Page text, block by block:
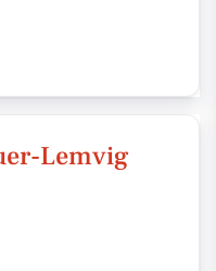
Lemvig